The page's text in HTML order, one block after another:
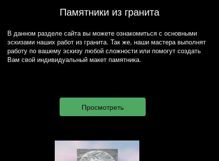
Памятники из гранита
В данном разделе сайта вы можете ознакомиться с основными
эскизами наших работ из гранита. Так же, наши мастера выполнят
работу по вашему эскизу любой сложности или помогут создать
Вам свой индивидуальный макет памятника.